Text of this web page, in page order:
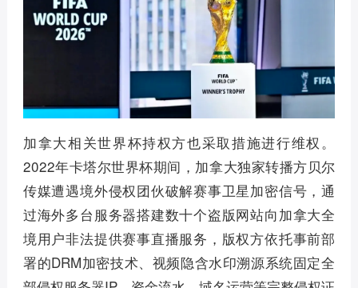
加拿大相关世界杯持权方也采取措施进行维权。
2022年卡塔尔世界杯期间，加拿大独家转播方贝尔
传媒遭遇境外侵权团伙破解赛事卫星加密信号，通
过海外多台服务器搭建数十个盗版网站向加拿大全
境用户非法提供赛事直播服务，版权方依托事前部
署的DRM加密技术、视频隐含水印溯源系统固定全